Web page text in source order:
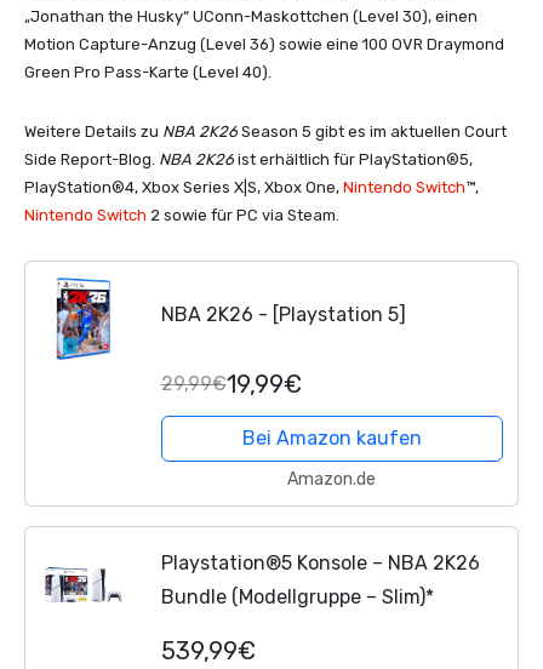
„Jonathan the Husky“ UConn-Maskottchen (Level 30), einen
Motion Capture-Anzug (Level 36) sowie eine 100 OVR Draymond
Green Pro Pass-Karte (Level 40).
Weitere Details zu NBA 2K26Season 5 gibt es im aktuellen Court
Side Report-Blog. NBA 2K26ist erhältlich für PlayStation®5,
PlayStation®4, Xbox Series X|S, Xbox One, Nintendo Switch™,
Nintendo Switch 2 sowie für PC via Steam.
NBA 2K26 - [Playstation 5]
29,99€19,99€
Bei Amazon kaufen
Amazon.de
Playstation®5 Konsole – NBA 2K26
Bundle (Modellgruppe – Slim)*
539,99€